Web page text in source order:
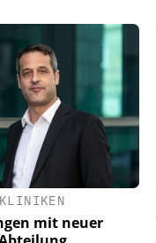
mit neuer